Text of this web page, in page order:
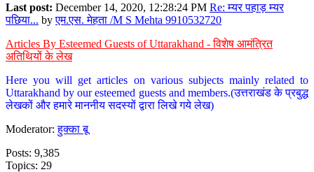
Last post: December 14, 2020, 12:28:24 PM Re: म्यर पहाड़ म्यर
पछिया... byएम.एस. मेहता /M S Mehta 9910532720
Articles By Esteemed Guests of Uttarakhand - विशेष आमंत्रित
अतिथियों के लेख
Here you will get articles on various subjects mainly related to
Uttarakhand by our esteemed guests and members.(उत्तराखंड के प्रबुद्ध
लेखकों और हमारे माननीय सदस्यों द्वारा लिखे गये लेख)
Moderator:हुक्का बू
Posts: 9,385
Topics: 29